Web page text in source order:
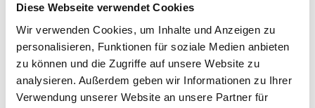
Diese Webseite verwendet Cookies
Wir verwenden Cookies, um Inhalte und Anzeigen zu
personalisieren, Funktionen für soziale Medien anbieten
zu können und die Zugriffe auf unsere Website zu
analysieren. Außerdem geben wir Informationen zu Ihrer
Verwendung unserer Website an unsere Partner für
Designed in
Germany
1 Monat risikofreies
Rückgaberecht